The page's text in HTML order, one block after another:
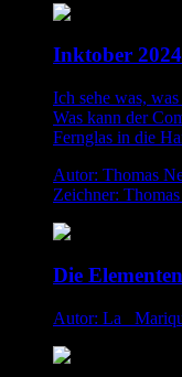
Inktober
Ich sehe was,
Was kann der
Fernglas in die
Autor: Thomas
Zeichner:
Die
Autor: La